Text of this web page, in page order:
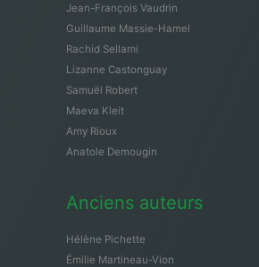
Jean-François Vaudrin
Guillaume Massie-Hamel
Rachid Sellami
Lizanne Castonguay
Samuël Robert
Maeva Kleit
Amy Rioux
Anatole Demougin
Anciens auteurs
Hélène Pichette
Émilie Martineau-Vion